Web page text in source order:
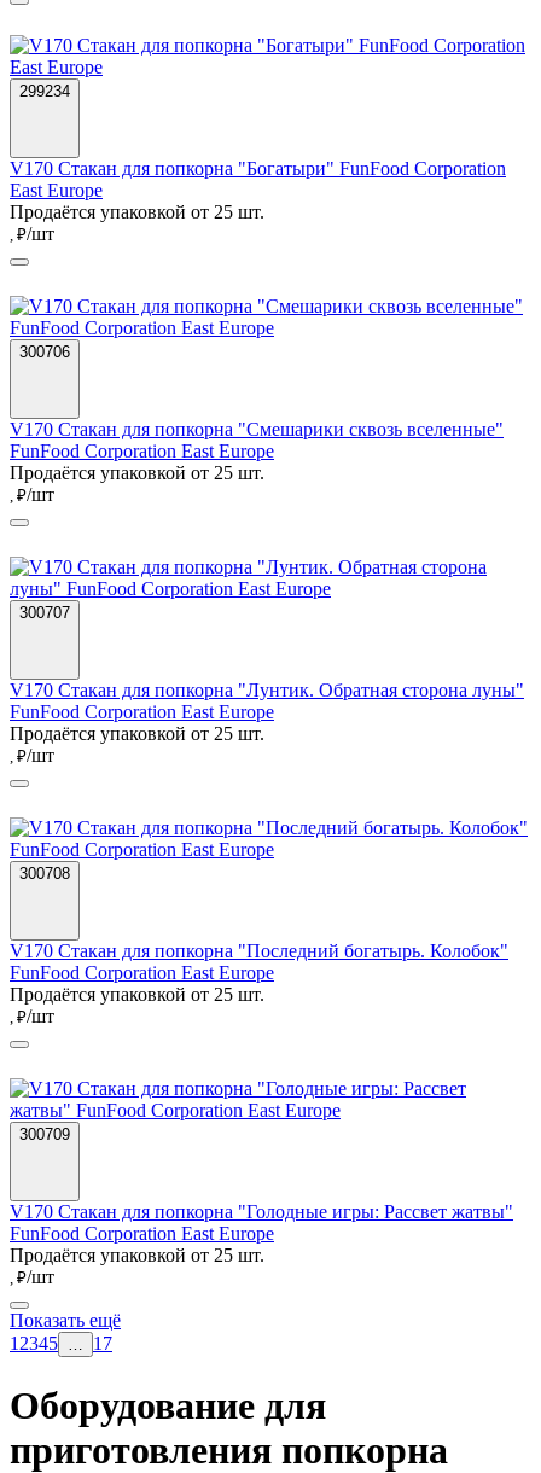
299234
V170 Стакан для попкорна "Богатыри" FunFood Corporation
East Europe
Продаётся упаковкой от 25 шт.
, ₽/шт
300706
V170 Стакан для попкорна "Смешарики сквозь вселенные"
FunFood Corporation East Europe
Продаётся упаковкой от 25 шт.
, ₽/шт
300707
V170 Стакан для попкорна "Лунтик. Обратная сторона луны"
FunFood Corporation East Europe
Продаётся упаковкой от 25 шт.
, ₽/шт
300708
V170 Стакан для попкорна "Последний богатырь. Колобок"
FunFood Corporation East Europe
Продаётся упаковкой от 25 шт.
, ₽/шт
300709
V170 Стакан для попкорна "Голодные игры: Рассвет жатвы"
FunFood Corporation East Europe
Продаётся упаковкой от 25 шт.
, ₽/шт
Показать ещё
1 2345 … 17
Оборудование для
приготовления попкорна